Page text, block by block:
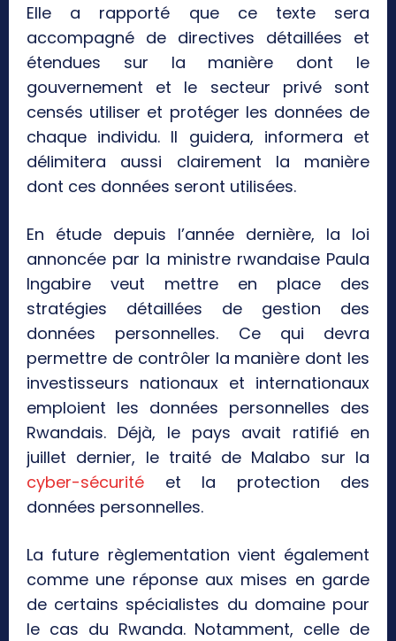
Elle a rapporté que ce texte sera
accompagné de directives détaillées et
étendues sur la manière dont le
gouvernement et le secteur privé sont
censés utiliser et protéger les données de
chaque individu. Il guidera, informera et
délimitera aussi clairement la manière
dont ces données seront utilisées.
En étude depuis l’année dernière, la loi
annoncée par la ministre rwandaise Paula
Ingabire veut mettre en place des
stratégies détaillées de gestion des
données personnelles. Ce qui devra
permettre de contrôler la manière dont les
investisseurs nationaux et internationaux
emploient les données personnelles des
Rwandais. Déjà, le pays avait ratifié en
juillet dernier, le traité de Malabo sur la
cyber-sécurité et la protection des
données personnelles.
La future règlementation vient également
comme une réponse aux mises en garde
de certains spécialistes du domaine pour
le cas du Rwanda. Notamment, celle de